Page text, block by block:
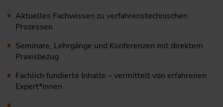
Aktuelles Fachwissen zu verfahrenstechnischen
Prozessen
Seminare, Lehrgänge und Konferenzen mit direktem
Praxisbezug
Fachlich fundierte Inhalte – vermittelt von erfahrenen
Expert*innen